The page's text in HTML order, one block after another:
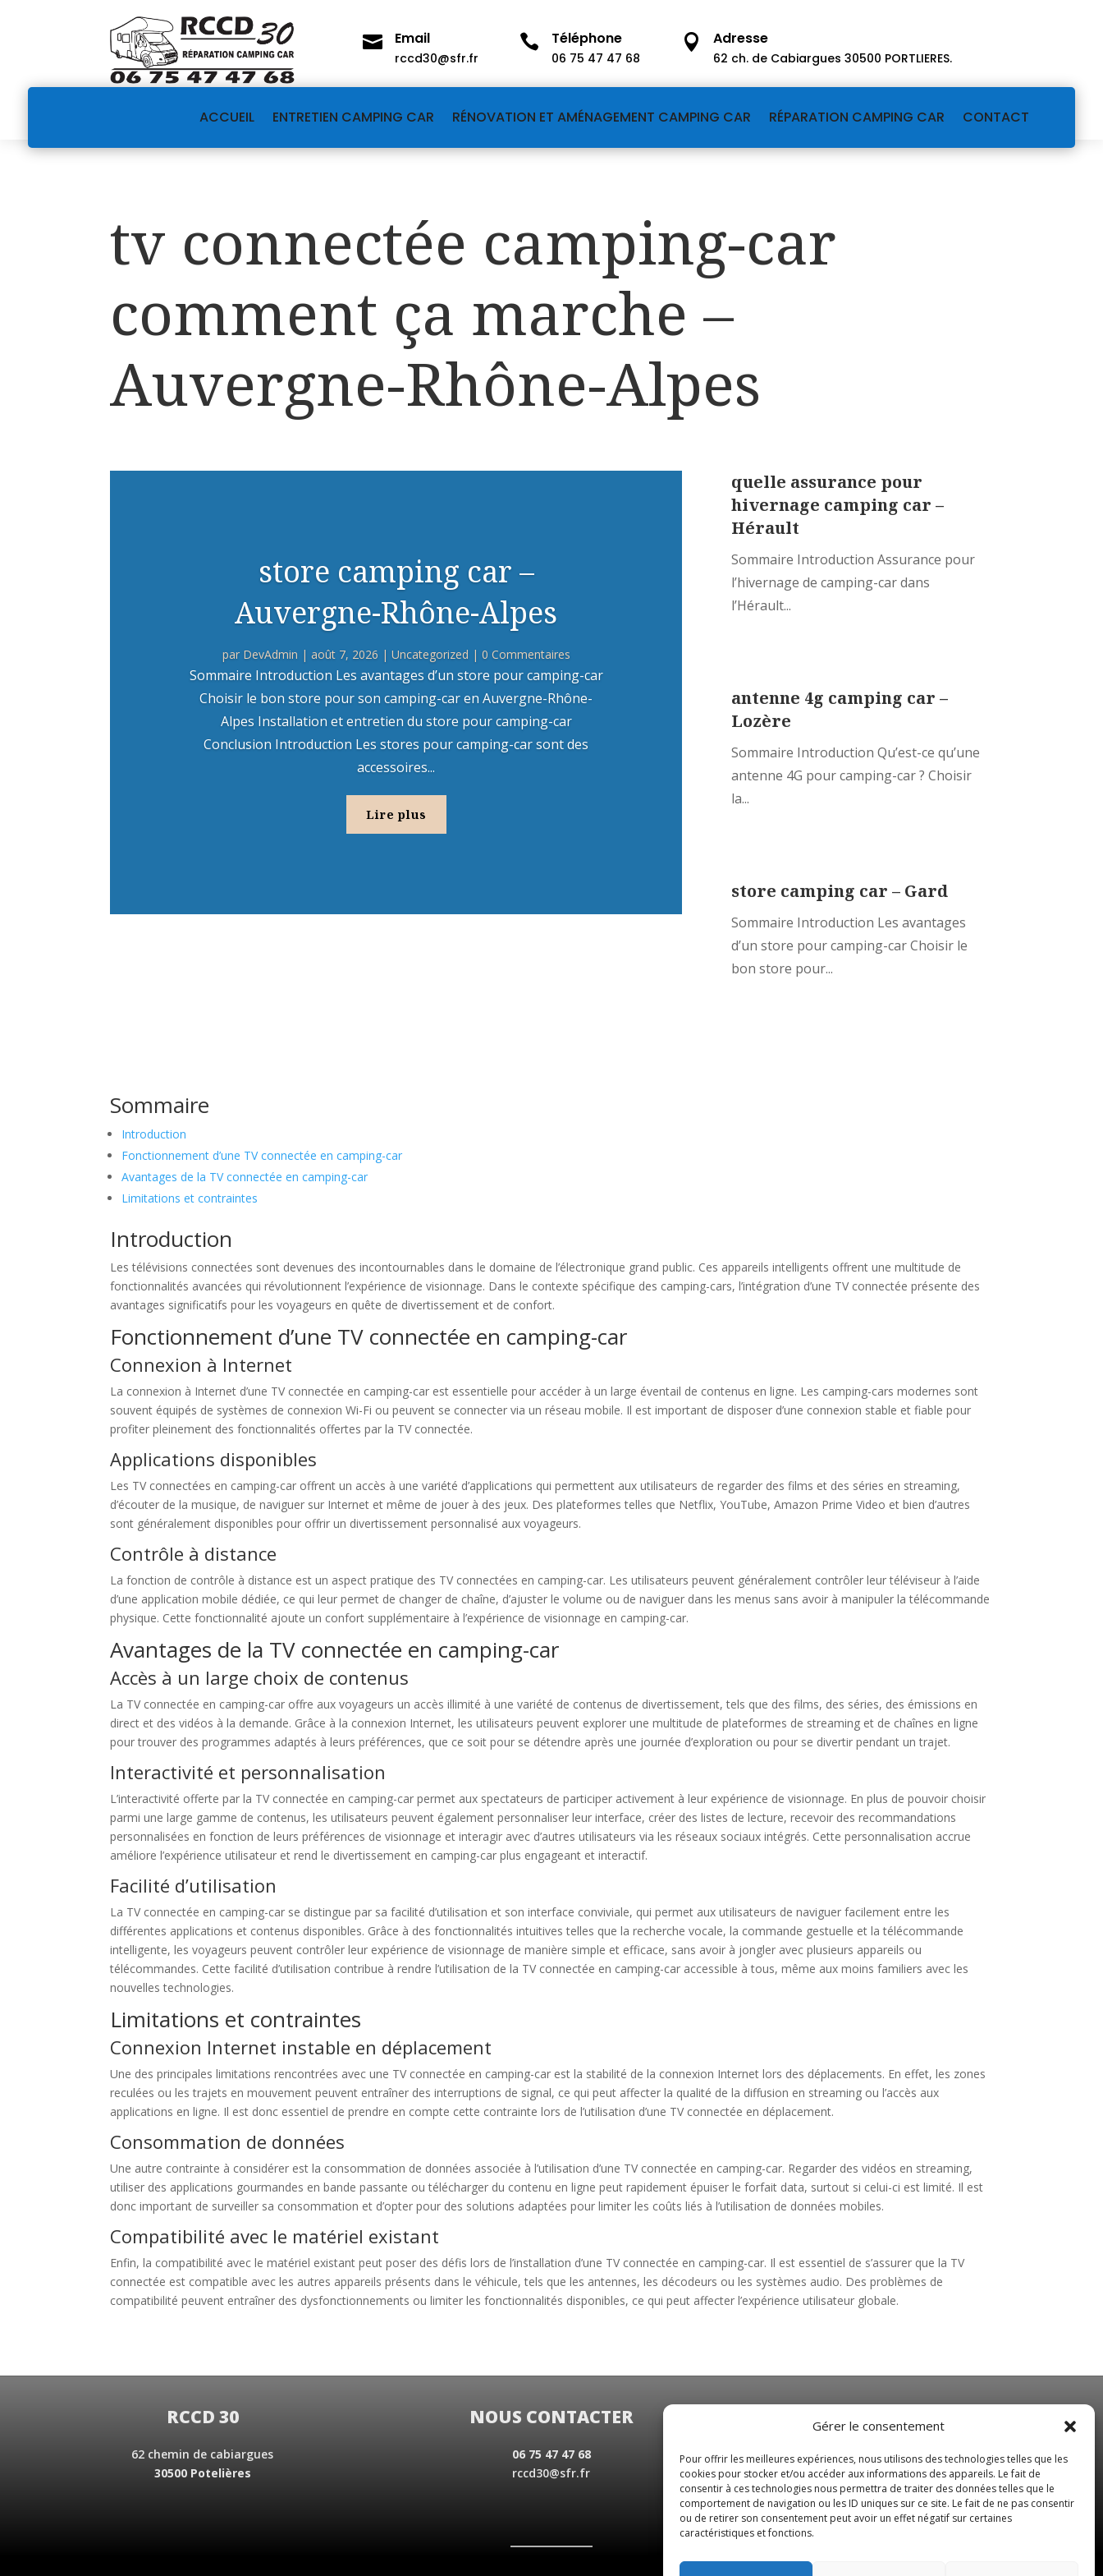
Gérer le consentement
Pour offrir les meilleures expériences, nous utilisons des technologies telles que les
cookies pour stocker et/ou accéder aux informations des appareils. Le fait de
consentir à ces technologies nous permettra de traiter des données telles que le
comportement de navigation ou les ID uniques sur ce site. Le fait de ne pas consentir
ou de retirer son consentement peut avoir un effet négatif sur certaines
caractéristiques et fonctions.
 Email
rccd30@sfr.fr
 Téléphone
06 75 47 47 68
 Adresse
62 ch. de Cabiargues 30500 PORTLIERES.
ACCUEIL ENTRETIEN CAMPING CAR RÉNOVATION ET AMÉNAGEMENT CAMPING CAR RÉPARATION CAMPING CAR CONTACT
tv connectée camping-car
comment ça marche –
Auvergne-Rhône-Alpes
store camping car –
Auvergne-Rhône-Alpes
par DevAdmin | août 7, 2026 | Uncategorized | 0 Commentaires
Sommaire Introduction Les avantages d’un store pour camping-car
Choisir le bon store pour son camping-car en Auvergne-Rhône-
Alpes Installation et entretien du store pour camping-car
Conclusion Introduction Les stores pour camping-car sont des
accessoires...
Lire plus
quelle assurance pour
hivernage camping car –
Hérault
Sommaire Introduction Assurance pour
l’hivernage de camping-car dans
l’Hérault...
antenne 4g camping car –
Lozère
Sommaire Introduction Qu’est-ce qu’une
antenne 4G pour camping-car ? Choisir
la...
store camping car – Gard
Sommaire Introduction Les avantages
d’un store pour camping-car Choisir le
bon store pour...
Sommaire
Introduction
Fonctionnement d’une TV connectée en camping-car
Avantages de la TV connectée en camping-car
Limitations et contraintes
Introduction
Les télévisions connectées sont devenues des incontournables dans le domaine de l’électronique grand public. Ces appareils intelligents offrent une multitude de
fonctionnalités avancées qui révolutionnent l’expérience de visionnage. Dans le contexte spécifique des camping-cars, l’intégration d’une TV connectée présente des
avantages significatifs pour les voyageurs en quête de divertissement et de confort.
Fonctionnement d’une TV connectée en camping-car
Connexion à Internet
La connexion à Internet d’une TV connectée en camping-car est essentielle pour accéder à un large éventail de contenus en ligne. Les camping-cars modernes sont
souvent équipés de systèmes de connexion Wi-Fi ou peuvent se connecter via un réseau mobile. Il est important de disposer d’une connexion stable et fiable pour
profiter pleinement des fonctionnalités offertes par la TV connectée.
Applications disponibles
Les TV connectées en camping-car offrent un accès à une variété d’applications qui permettent aux utilisateurs de regarder des films et des séries en streaming,
d’écouter de la musique, de naviguer sur Internet et même de jouer à des jeux. Des plateformes telles que Netflix, YouTube, Amazon Prime Video et bien d’autres
sont généralement disponibles pour offrir un divertissement personnalisé aux voyageurs.
Contrôle à distance
La fonction de contrôle à distance est un aspect pratique des TV connectées en camping-car. Les utilisateurs peuvent généralement contrôler leur téléviseur à l’aide
d’une application mobile dédiée, ce qui leur permet de changer de chaîne, d’ajuster le volume ou de naviguer dans les menus sans avoir à manipuler la télécommande
physique. Cette fonctionnalité ajoute un confort supplémentaire à l’expérience de visionnage en camping-car.
Avantages de la TV connectée en camping-car
Accès à un large choix de contenus
La TV connectée en camping-car offre aux voyageurs un accès illimité à une variété de contenus de divertissement, tels que des films, des séries, des émissions en
direct et des vidéos à la demande. Grâce à la connexion Internet, les utilisateurs peuvent explorer une multitude de plateformes de streaming et de chaînes en ligne
pour trouver des programmes adaptés à leurs préférences, que ce soit pour se détendre après une journée d’exploration ou pour se divertir pendant un trajet.
Interactivité et personnalisation
L’interactivité offerte par la TV connectée en camping-car permet aux spectateurs de participer activement à leur expérience de visionnage. En plus de pouvoir choisir
parmi une large gamme de contenus, les utilisateurs peuvent également personnaliser leur interface, créer des listes de lecture, recevoir des recommandations
personnalisées en fonction de leurs préférences de visionnage et interagir avec d’autres utilisateurs via les réseaux sociaux intégrés. Cette personnalisation accrue
améliore l’expérience utilisateur et rend le divertissement en camping-car plus engageant et interactif.
Facilité d’utilisation
La TV connectée en camping-car se distingue par sa facilité d’utilisation et son interface conviviale, qui permet aux utilisateurs de naviguer facilement entre les
différentes applications et contenus disponibles. Grâce à des fonctionnalités intuitives telles que la recherche vocale, la commande gestuelle et la télécommande
intelligente, les voyageurs peuvent contrôler leur expérience de visionnage de manière simple et efficace, sans avoir à jongler avec plusieurs appareils ou
télécommandes. Cette facilité d’utilisation contribue à rendre l’utilisation de la TV connectée en camping-car accessible à tous, même aux moins familiers avec les
nouvelles technologies.
Limitations et contraintes
Connexion Internet instable en déplacement
Une des principales limitations rencontrées avec une TV connectée en camping-car est la stabilité de la connexion Internet lors des déplacements. En effet, les zones
reculées ou les trajets en mouvement peuvent entraîner des interruptions de signal, ce qui peut affecter la qualité de la diffusion en streaming ou l’accès aux
applications en ligne. Il est donc essentiel de prendre en compte cette contrainte lors de l’utilisation d’une TV connectée en déplacement.
Consommation de données
Une autre contrainte à considérer est la consommation de données associée à l’utilisation d’une TV connectée en camping-car. Regarder des vidéos en streaming,
utiliser des applications gourmandes en bande passante ou télécharger du contenu en ligne peut rapidement épuiser le forfait data, surtout si celui-ci est limité. Il est
donc important de surveiller sa consommation et d’opter pour des solutions adaptées pour limiter les coûts liés à l’utilisation de données mobiles.
Compatibilité avec le matériel existant
Enfin, la compatibilité avec le matériel existant peut poser des défis lors de l’installation d’une TV connectée en camping-car. Il est essentiel de s’assurer que la TV
connectée est compatible avec les autres appareils présents dans le véhicule, tels que les antennes, les décodeurs ou les systèmes audio. Des problèmes de
compatibilité peuvent entraîner des dysfonctionnements ou limiter les fonctionnalités disponibles, ce qui peut affecter l’expérience utilisateur globale.
RCCD 30
62 chemin de cabiargues
30500 Potelières
NOUS CONTACTER
06 75 47 47 68
rccd30@sfr.fr
NOS HORAIRES
Du Lundi au Vendredi
de 8 h 30 à 19 h 00
Samedi sur rendez-vous